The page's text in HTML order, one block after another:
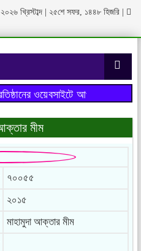
খ্রিস্টাব্দ | ২৫শে সফর, ১৪৪৮ হিজরি
ওয়েবসাইটে আপনাকে স্বাগতম..
মীম
৭০০৫৫
২০১৫
মাহামুদা আক্তার মীম